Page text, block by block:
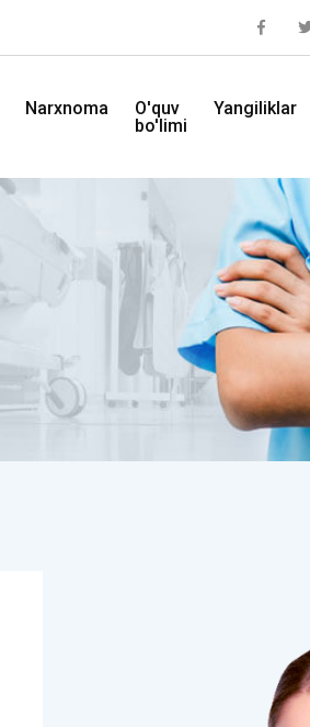
Narxnoma
O'quv
bo'limi
Yangiliklar